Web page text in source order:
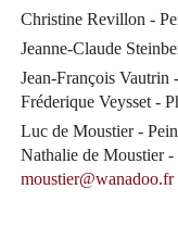
Christine Revillon -
Jeanne-Claude
Jean-François Vautrin
Fréderique Veysset -
Luc de Moustier -
Nathalie de Moustier -
moustier@wanadoo.fr